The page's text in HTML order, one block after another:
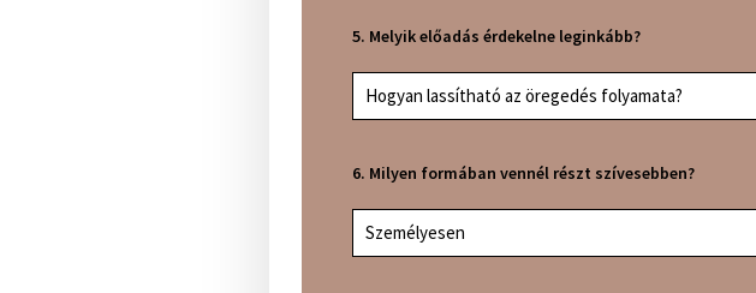
5. Melyik előadás érdekelne leginkább?
Hogyan lassítható az öregedés folyamata?
6. Milyen formában vennél részt szívesebben?
Személyesen